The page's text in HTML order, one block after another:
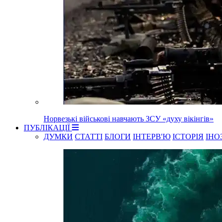
Норвезькі військові навчають ЗСУ «духу вікінгів»
ПУБЛІКАЦІЇ
ДУМКИ СТАТТІ БЛОГИ ІНТЕРВ'Ю ІСТОРІЯ